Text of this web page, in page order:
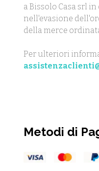
a Bissolo Casa srl
nell'evasione
della merce
Per ulteriori
Metodi di